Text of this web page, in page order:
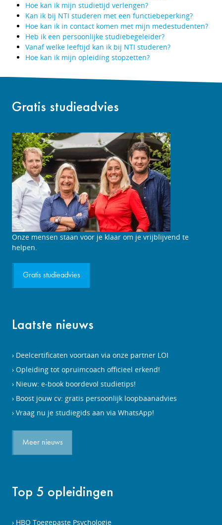
Hoe kan ik mijn studietijd verlengen?
Kan ik bij NTI studeren met een functiebeperking?
Hoe kan ik in contact komen met mijn medestudenten?
Heb ik een persoonlijke studiebegeleider?
Vanaf welke leeftijd kan ik bij NTI studeren?
Hoe kan ik mijn opleiding stopzetten?
Gratis studieadvies
Studieadviesgesprek
aanvragen
Onze mensen staan voor je klaar om je vrijblijvend te
helpen.
Gratis studieadvies
Laatste nieuws
Deelcertificaten voortaan via onze partner LOI
Opleiding tot opruimcoach officieel erkend!
Nieuw: e-book boordevol studietips!
Boost jouw cv: gratis persoonlijk loopbaanadvies
Vraag nu je studiegids aan via WhatsApp!
Meer nieuws
Top 5 opleidingen
HBO Toegepaste Psychologie